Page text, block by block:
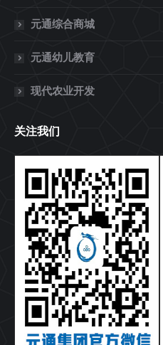
元通综合商城
元通幼儿教育
现代农业开发
关注我们